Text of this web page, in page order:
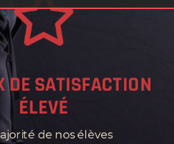
DE SATISFACTION
ÉLEVÉ
de nos élèves